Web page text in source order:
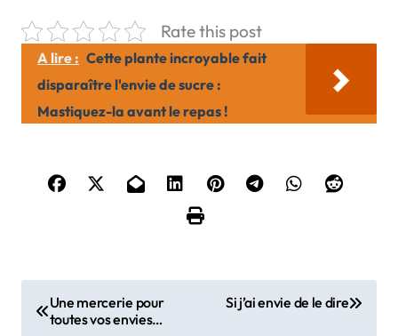
Rate this post
A lire : Cette plante incroyable fait
disparaître l'envie de sucre :
Mastiquez-la avant le repas !
N Une mercerie pour
toutes vos envies…
Si j’ai envie de le dire